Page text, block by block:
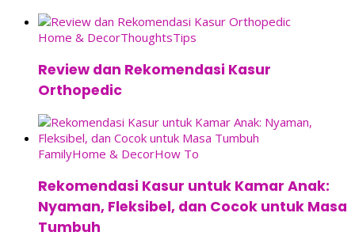
Home & DecorThoughtsTips
Review dan Rekomendasi Kasur
Orthopedic
FamilyHome & DecorHow To
Rekomendasi Kasur untuk Kamar Anak:
Nyaman, Fleksibel, dan Cocok untuk Masa
Tumbuh